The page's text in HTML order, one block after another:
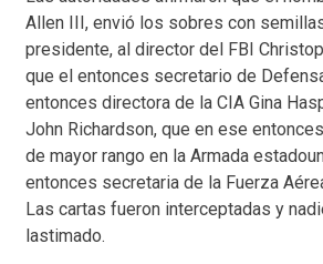
Allen III, envió los sobres con
presidente, al director del FBI
que el entonces secretario de
entonces directora de la CIA Gina
John Richardson, que en ese
de mayor rango en la Armada
entonces secretaria de la Fuerza
Las cartas fueron interceptadas y
lastimado.